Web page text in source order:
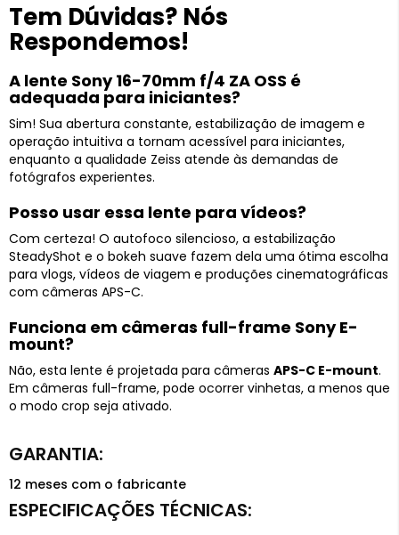
12 meses com o fabricante
Tem Dúvidas? Nós
Respondemos!
A lente Sony 16-70mm f/4 ZA OSS é
adequada para iniciantes?
Sim! Sua abertura constante, estabilização de imagem e
operação intuitiva a tornam acessível para iniciantes,
enquanto a qualidade Zeiss atende às demandas de
fotógrafos experientes.
Posso usar essa lente para vídeos?
Com certeza! O autofoco silencioso, a estabilização
SteadyShot e o bokeh suave fazem dela uma ótima escolha
para vlogs, vídeos de viagem e produções cinematográficas
com câmeras APS-C.
Funciona em câmeras full-frame Sony E-
mount?
Não, esta lente é projetada para câmeras APS-C E-mount.
Em câmeras full-frame, pode ocorrer vinhetas, a menos que
o modo crop seja ativado.